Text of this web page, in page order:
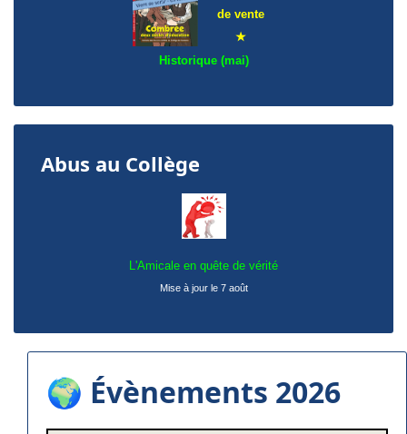
de vente
★
Historique (mai)
Abus au Collège
L'Amicale en quête de vérité
Mise à jour le 7 août
🌍 Évènements 2026